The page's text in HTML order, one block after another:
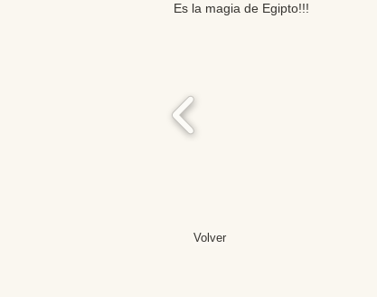
Es la magia de Egipto!!!
Volver